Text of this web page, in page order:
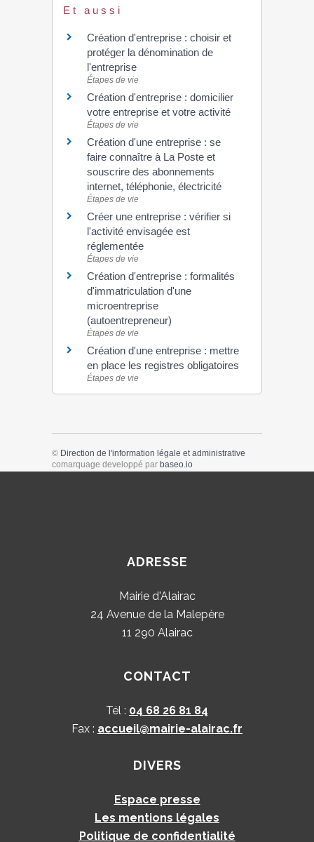
Et aussi
Création d'entreprise : choisir et
protéger la dénomination de
l'entreprise
Étapes de vie
Création d'entreprise : domicilier
votre entreprise et votre activité
Étapes de vie
Création d'une entreprise : se
faire connaître à La Poste et
souscrire des abonnements
internet, téléphonie, électricité
Étapes de vie
Créer une entreprise : vérifier si
l'activité envisagée est
réglementée
Étapes de vie
Création d'entreprise : formalités
d'immatriculation d'une
microentreprise
(autoentrepreneur)
Étapes de vie
Création d'une entreprise : mettre
en place les registres obligatoires
Étapes de vie
© Direction de l'information légale et administrative
comarquage developpé par baseo.io
ADRESSE
Mairie d'Alairac
24 Avenue de la Malepère
11 290 Alairac
CONTACT
Tél : 04 68 26 81 84
Fax : accueil@mairie-alairac.fr
DIVERS
Espace presse
Les mentions légales
Politique de confidentialité